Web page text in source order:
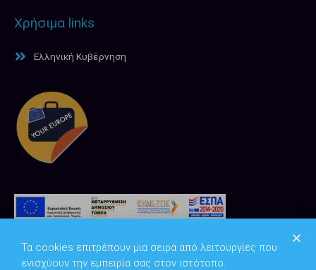
Χρήσιμα links
Ελληνική Κυβέρνηση
Τα cookies επιτρέπουν μια σειρά από λειτουργίες που
ενισχύουν την εμπειρία σας στον ιστότοπο.